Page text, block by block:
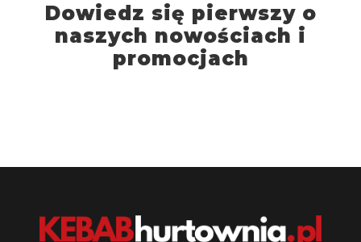
Dowiedz się pierwszy o
naszych nowościach i
promocjach